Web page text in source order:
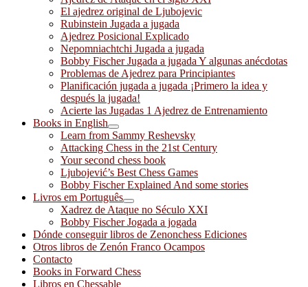
El ajedrez original de Ljubojevic
Rubinstein Jugada a jugada
Ajedrez Posicional Explicado
Nepomniachtchi Jugada a jugada
Bobby Fischer Jugada a jugada Y algunas anécdotas
Problemas de Ajedrez para Principiantes
Planificación jugada a jugada ¡Primero la idea y
después la jugada!
Acierte las Jugadas 1 Ajedrez de Entrenamiento
Books in English
Learn from Sammy Reshevsky
Attacking Chess in the 21st Century
Your second chess book
Ljubojević’s Best Chess Games
Bobby Fischer Explained And some stories
Livros em Português
Xadrez de Ataque no Século XXI
Bobby Fischer Jogada a jogada
Dónde conseguir libros de Zenonchess Ediciones
Otros libros de Zenón Franco Ocampos
Contacto
Books in Forward Chess
Libros en Chessable